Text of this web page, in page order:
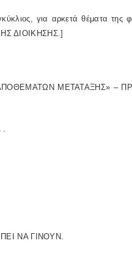
για αρκετά θέματα της
ΔΙΟΙΚΗΣΗΣ.]
ΜΕΤΑΤΑΞΗΣ» –
.
ΝΑ ΓΙΝΟΥΝ.